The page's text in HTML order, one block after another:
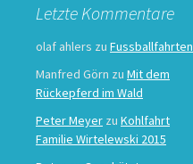
Letzte Kommentare
olaf ahlers zu Fussballfahrten
Manfred Görn zu Mit dem
Rückepferd im Wald
Peter Meyer zu Kohlfahrt
Familie Wirtelewski 2015